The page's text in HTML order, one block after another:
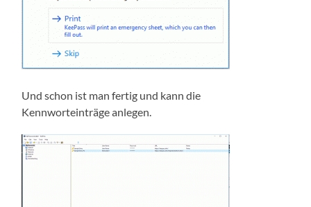
Und schon ist man fertig und kann die
Kennworteinträge anlegen.